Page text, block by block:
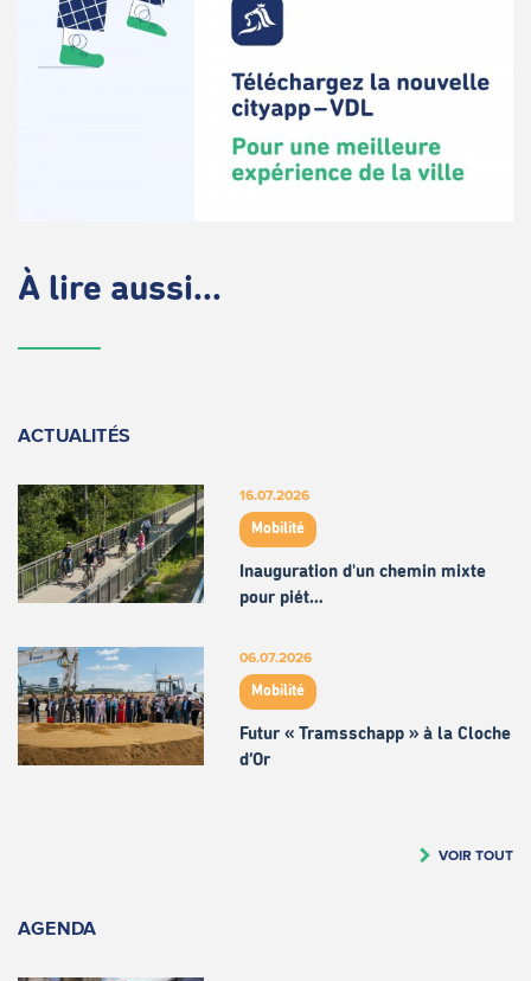
À lire aussi...
ACTUALITÉS
16.07.2026
Mobilité
Inauguration d'un chemin mixte
pour piét…
06.07.2026
Mobilité
Futur « Tramsschapp » à la Cloche
d’Or
VOIR TOUT
AGENDA